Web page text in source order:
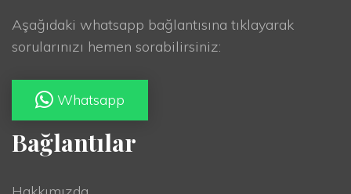
Aşağıdaki whatsapp bağlantısına tıklayarak
sorularınızı hemen sorabilirsiniz:
Whatsapp
Bağlantılar